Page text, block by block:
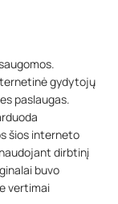
gydytojų
paslaugas.
šios interneto
dirbtinį
buvo
vertimai